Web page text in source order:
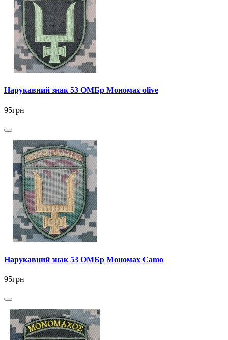
Нарукавний знак 53 ОМБр Мономах olive
95грн
Нарукавний знак 53 ОМБр Мономах Camo
95грн